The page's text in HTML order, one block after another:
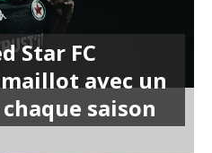
Star FC
avec un
saison